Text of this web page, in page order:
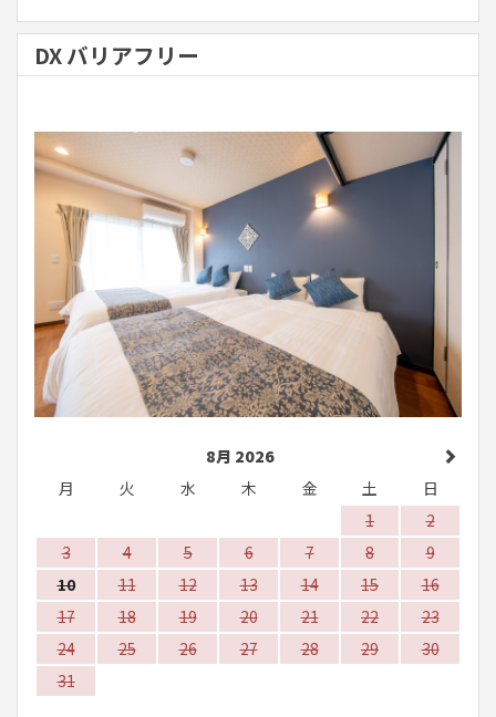
DX バリアフリー
8月 2026
月
火 水 木 金 土
日
1
2
3
4 5 6 7 8
9
10
11 12 13 14 15
16
17
18 19 20 21 22
23
24
25 26 27 28 29
30
31